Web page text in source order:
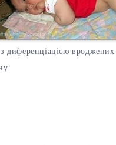
диференціацією